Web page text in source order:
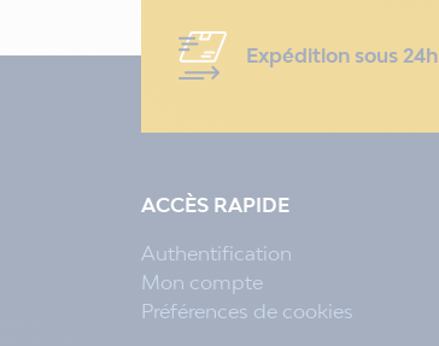
Expédition sous 24h
ACCÈS RAPIDE
Authentification
Mon compte
Préférences de cookies